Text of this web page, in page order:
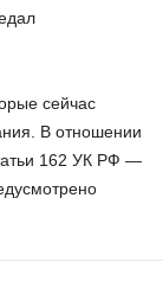
сейчас
В отношении
162 УК РФ —